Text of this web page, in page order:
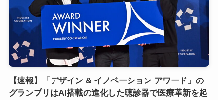
【速報】「デザイン & イノベーション アワード」の
グランプリはAI搭載の進化した聴診器で医療革新を起